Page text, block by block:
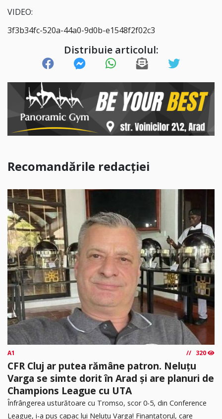
VIDEO:
3f3b34fc-520a-44a0-9d0b-e1548f2f02c3
Distribuie articolul:
Recomandările redacției
A1 320
CFR Cluj ar putea rămâne patron. Neluțu
Varga se simte dorit în Arad și are planuri de
Champions League cu UTA
Înfrângerea usturătoare cu Tromso, scor 0-5, din Conference
League, i-a pus capac lui Neluțu Varga! Finanțatorul, care